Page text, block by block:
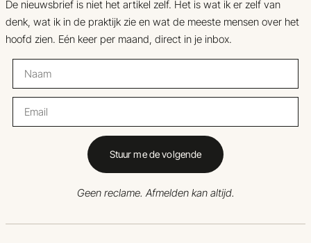
De nieuwsbrief is niet het artikel zelf. Het is wat ik er zelf van
denk, wat ik in de praktijk zie en wat de meeste mensen over het
hoofd zien. Eén keer per maand, direct in je inbox.
Stuur me de volgende
Geen reclame. Afmelden kan altijd.